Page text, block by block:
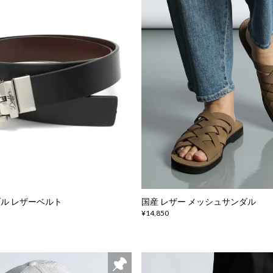
レザーベルト 国産 レザー メッシュサンダル
¥14,850